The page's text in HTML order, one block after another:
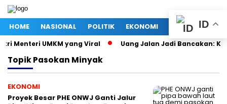
HOME NASIONAL POLITIK EKONOMI MEGAPOLITAN
Menteri UMKM yang Viral Uang Jalan Jadi Bancakan:
TopikPasokan Minyak
EKONOMI
Proyek Besar PHE ONWJ Ganti Jalur
ID